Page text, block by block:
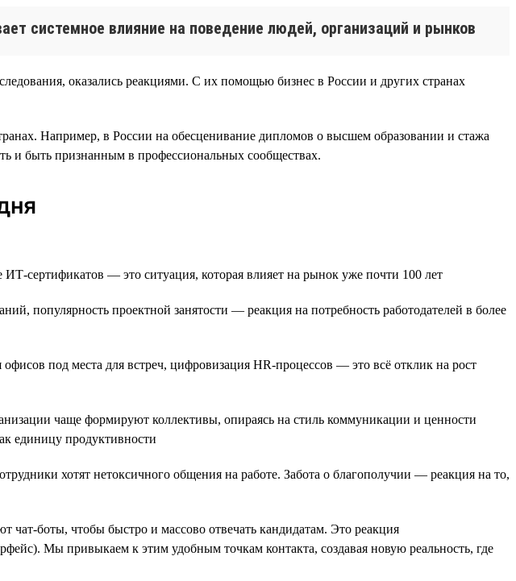
системное влияние на поведение людей, организаций и рынков
оказались реакциями. С их помощью бизнес в России и других странах
Например, в России на обесценивание дипломов о высшем образовании и стажа
и быть признанным в профессиональных сообществах.
сертификатов — это ситуация, которая влияет на рынок уже почти 100 лет
популярность проектной занятости — реакция на потребность работодателей в более
под места для встреч, цифровизация HR-процессов — это всё отклик на рост
чаще формируют коллективы, опираясь на стиль коммуникации и ценности
единицу продуктивности
хотят нетоксичного общения на работе. Забота о благополучии — реакция на то,
чат-боты, чтобы быстро и массово отвечать кандидатам. Это реакция
Мы привыкаем к этим удобным точкам контакта, создавая новую реальность, где